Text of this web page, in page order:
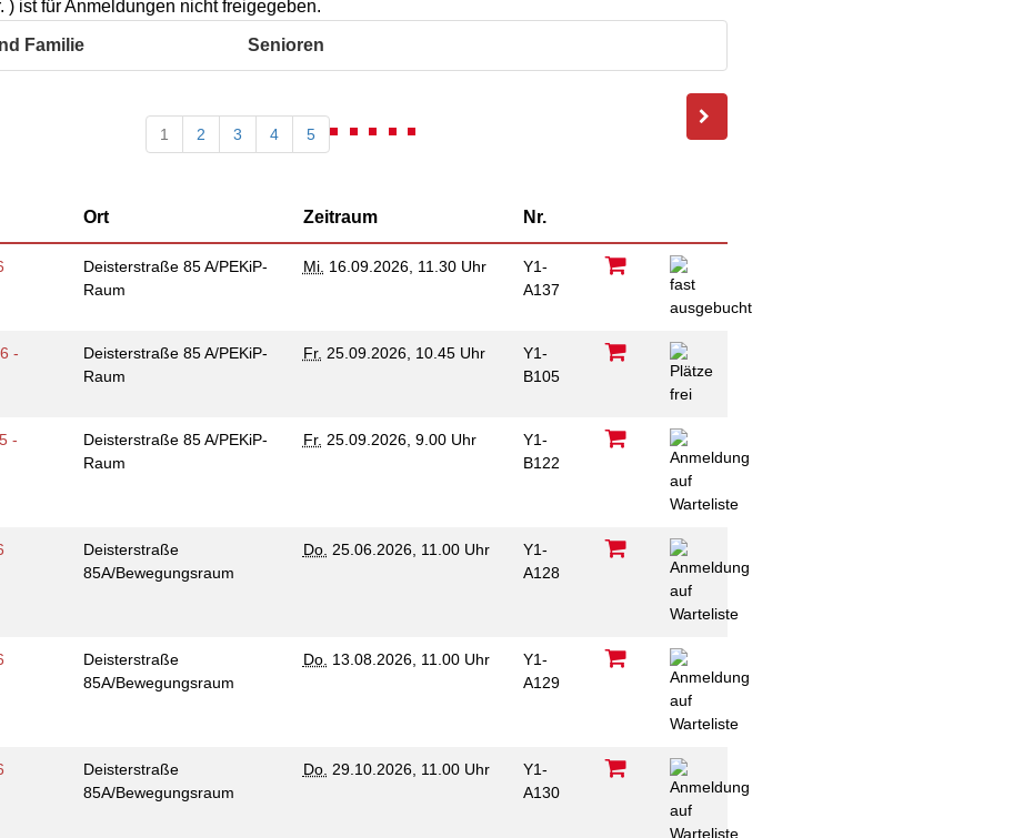
Beratung für Frauen bei
häuslicher Gewalt
Frauenhaus in der
Kommunikation und
Teilhabe
) ist für Anmeldungen nicht freigegeben.
Familie Senioren
1 2 3 4 5
Ort Zeitraum Nr.
Deisterstraße 85 A/PEKiP-
Raum
Mi. 16.09.2026, 11.30 Uhr
Y1-
A137
-
Deisterstraße 85 A/PEKiP-
Raum
Fr. 25.09.2026, 10.45 Uhr
Y1-
B105
-
Deisterstraße 85 A/PEKiP-
Raum
Fr. 25.09.2026, 9.00 Uhr
Y1-
B122
Deisterstraße
85A/Bewegungsraum
Do. 25.06.2026, 11.00 Uhr
Y1-
A128
Deisterstraße
85A/Bewegungsraum
Do. 13.08.2026, 11.00 Uhr
Y1-
A129
Deisterstraße
85A/Bewegungsraum
Do. 29.10.2026, 11.00 Uhr
Y1-
A130